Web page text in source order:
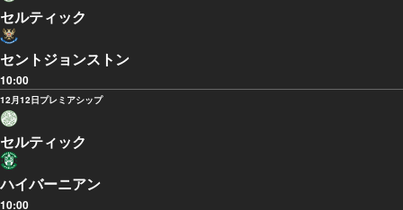
セルティック
セントジョンストン
10:00
12月12日プレミアシップ
セルティック
ハイバーニアン
10:00